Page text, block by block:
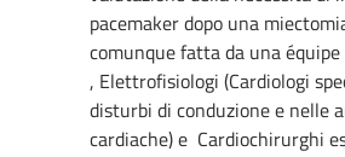
pacemaker dopo una
comunque fatta da una équipe
, Elettrofisiologi (Cardiologi
disturbi di conduzione e nelle
cardiache) e Cardiochirurghi